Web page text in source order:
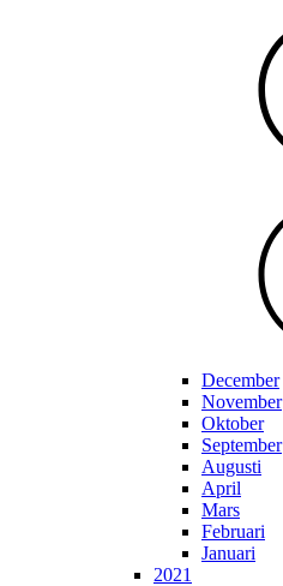
December
November
Oktober
September
Augusti
April
Mars
Februari
Januari
2021